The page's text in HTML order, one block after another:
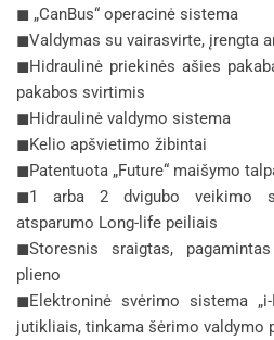
◼ „CanBus“ operacinė sistema
◼Valdymas su vairasvirte, įrengta
◼Hidraulinė priekinės ašies
pakabos svirtimis
◼Hidraulinė valdymo sistema
◼Kelio apšvietimo žibintai
◼Patentuota „Future“ maišymo
◼1 arba 2 dvigubo veikimo
atsparumo Long-life peiliais
◼Storesnis sraigtas,
plieno
◼Elektroninė svėrimo sistema
jutikliais, tinkama šėrimo valdymo